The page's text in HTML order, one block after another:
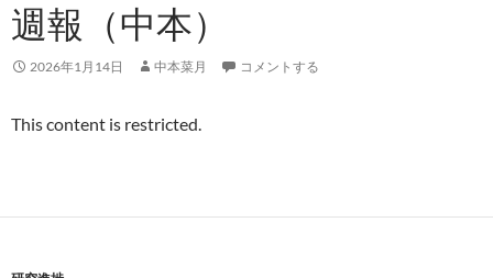
週報（中本）
2026年1月14日 中本菜月 コメントする
This content is restricted.